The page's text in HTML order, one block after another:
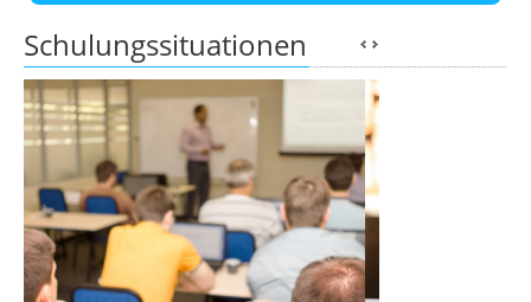
Schulungssituationen